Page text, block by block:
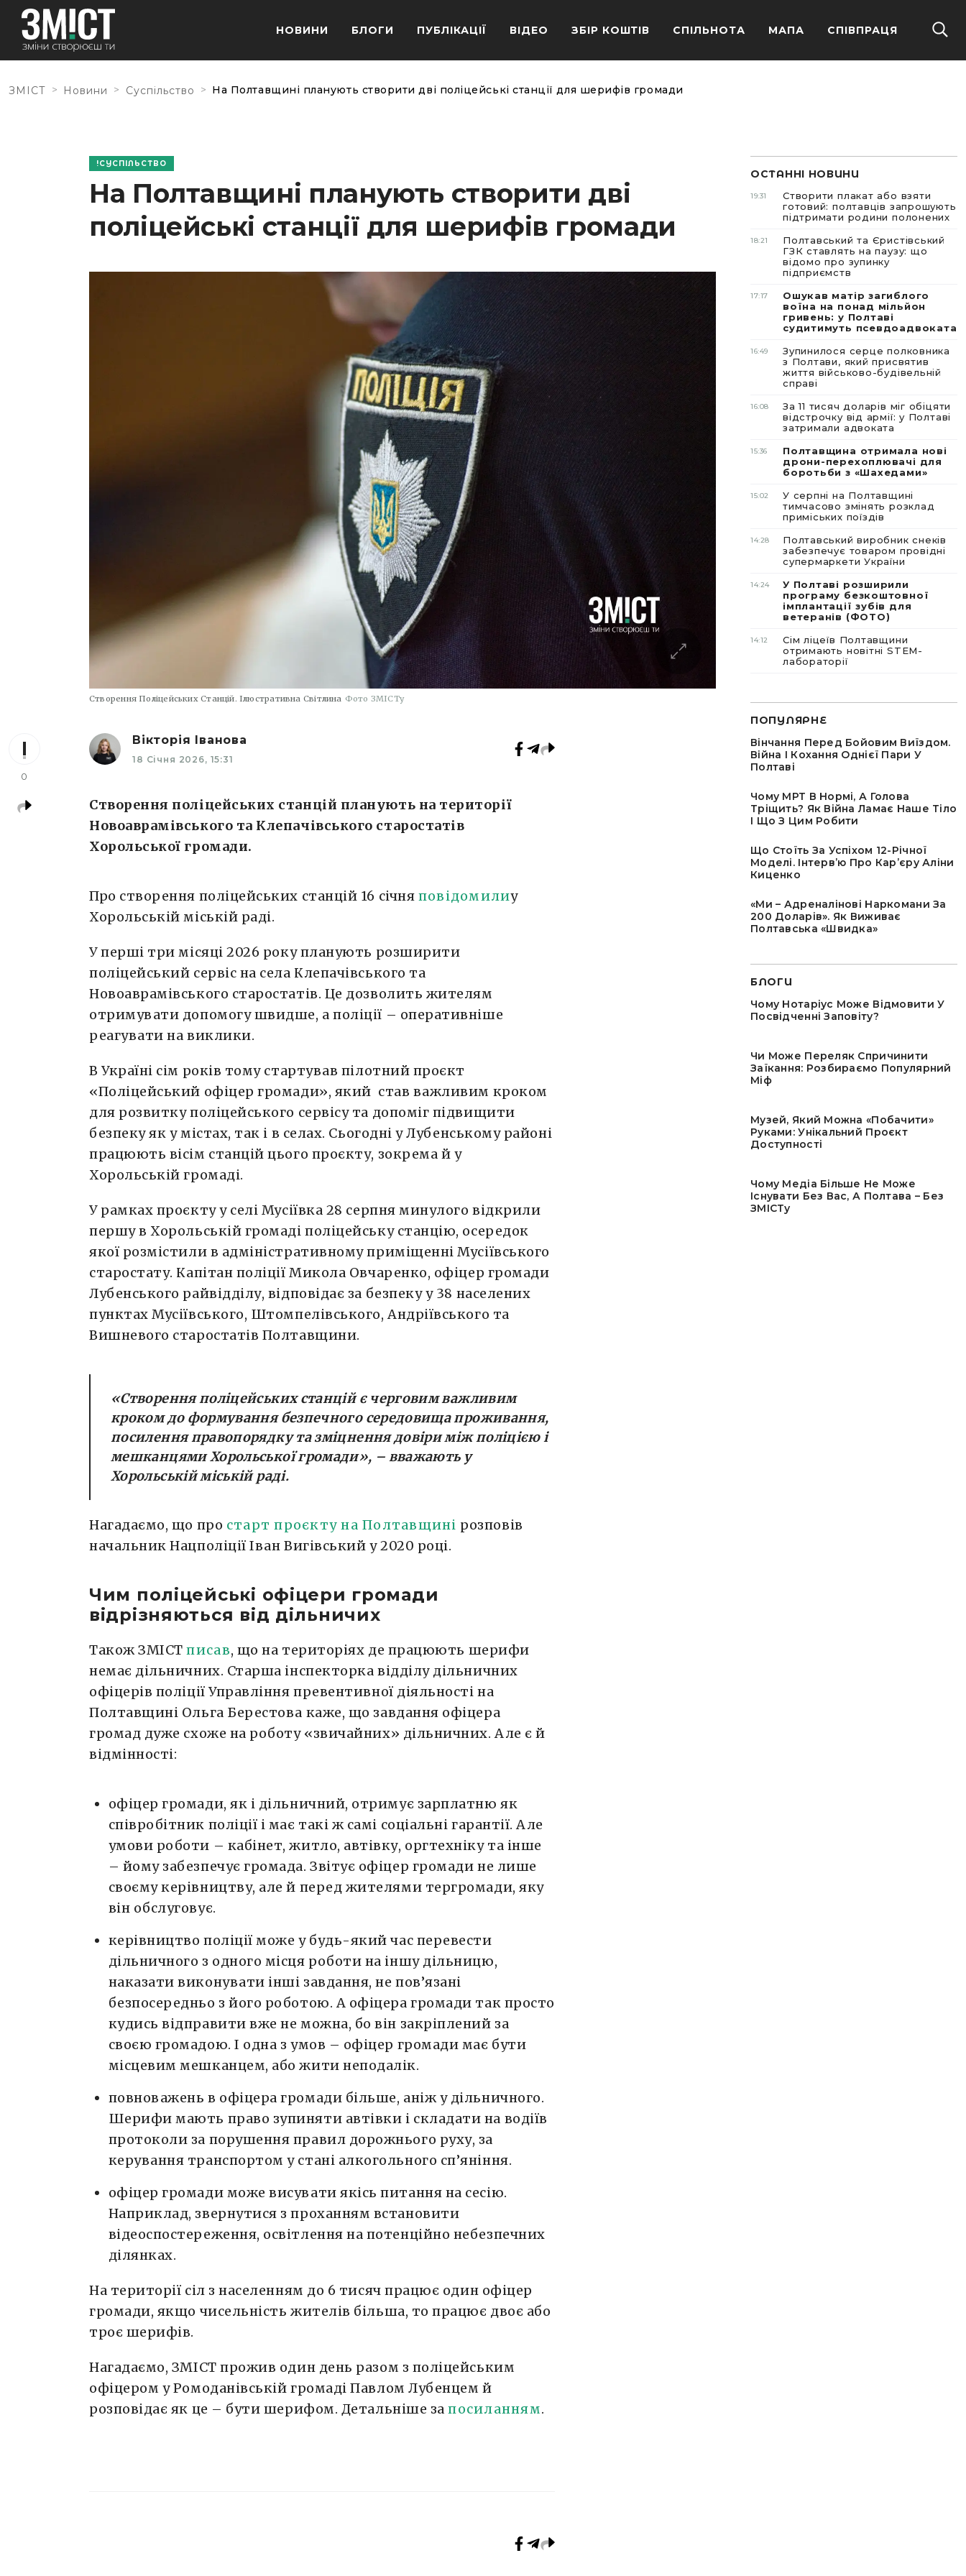
НОВИНИ БЛОГИ ПУБЛІКАЦІЇ ВІДЕО ЗБІР КОШТІВ СПІЛЬНОТА МАПА СПІВПРАЦЯ
ЗМІСТ > Новини > Суспільство > На Полтавщині планують створити дві поліцейські станції для шерифів громади
СУСПІЛЬСТВО
На Полтавщині планують створити дві
поліцейські станції для шерифів громади
Створення Поліцейських Станцій. Ілюстративна Світлина Фото ЗМІСТу
0
Вікторія Іванова
18 Січня 2026, 15:31
Створення поліцейських станцій планують на території
Новоаврамівського та Клепачівського старостатів
Хорольської громади.
Про створення поліцейських станцій 16 січня повідомилиу
Хорольській міській раді.
У перші три місяці 2026 року планують розширити
поліцейський сервіс на села Клепачівського та
Новоаврамівського старостатів. Це дозволить жителям
отримувати допомогу швидше, а поліції – оперативніше
реагувати на виклики.
В Україні сім років тому стартував пілотний проєкт
«Поліцейський офіцер громади», який став важливим кроком
для розвитку поліцейського сервісу та допоміг підвищити
безпеку як у містах, так і в селах. Сьогодні у Лубенському районі
працюють вісім станцій цього проєкту, зокрема й у
Хорольській громаді.
У рамках проєкту у селі Мусіївка 28 серпня минулого відкрили
першу в Хорольській громаді поліцейську станцію, осередок
якої розмістили в адміністративному приміщенні Мусіївського
старостату. Капітан поліції Микола Овчаренко, офіцер громади
Лубенського райвідділу, відповідає за безпеку у 38 населених
пунктах Мусіївського, Штомпелівського, Андріївського та
Вишневого старостатів Полтавщини.
«Створення поліцейських станцій є черговим важливим
кроком до формування безпечного середовища проживання,
посилення правопорядку та зміцнення довіри між поліцією і
мешканцями Хорольської громади», – вважають у
Хорольській міській раді.
Нагадаємо, що про старт проєкту на Полтавщині розповів
начальник Нацполіції Іван Вигівський у 2020 році.
Чим поліцейські офіцери громади
відрізняються від дільничих
Також ЗМІСТписав, що на територіях де працюють шерифи
немає дільничних. Старша інспекторка відділу дільничних
офіцерів поліції Управління превентивної діяльності на
Полтавщині Ольга Берестова каже, що завдання офіцера
громад дуже схоже на роботу «звичайних» дільничних. Але є й
відмінності:
офіцер громади, як і дільничний, отримує зарплатню як
співробітник поліції і має такі ж самі соціальні гарантії. Але
умови роботи – кабінет, житло, автівку, оргтехніку та інше
– йому забезпечує громада. Звітує офіцер громади не лише
своєму керівництву, але й перед жителями тергромади, яку
він обслуговує.
керівництво поліції може у будь-який час перевести
дільничного з одного місця роботи на іншу дільницю,
наказати виконувати інші завдання, не пов’язані
безпосередньо з його роботою. А офіцера громади так просто
кудись відправити вже не можна, бо він закріплений за
своєю громадою. І одна з умов – офіцер громади має бути
місцевим мешканцем, або жити неподалік.
повноважень в офіцера громади більше, аніж у дільничного.
Шерифи мають право зупиняти автівки і складати на водіїв
протоколи за порушення правил дорожнього руху, за
керування транспортом у стані алкогольного сп’яніння.
офіцер громади може висувати якісь питання на сесію.
Наприклад, звернутися з проханням встановити
відеоспостереження, освітлення на потенційно небезпечних
ділянках.
На території сіл з населенням до 6 тисяч працює один офіцер
громади, якщо чисельність жителів більша, то працює двоє або
троє шерифів.
Нагадаємо, ЗМІСТ прожив один день разом з поліцейським
офіцером у Ромоданівській громаді Павлом Лубенцем й
розповідає як це – бути шерифом. Детальніше запосиланням.
ОСТАННІ НОВИНИ
19:31
Створити плакат або взяти
готовий: полтавців запрошують
підтримати родини полонених
18:21
Полтавський та Єристівський
ГЗК ставлять на паузу: що
відомо про зупинку
підприємств
17:17
Ошукав матір загиблого
воїна на понад мільйон
гривень: у Полтаві
судитимуть псевдоадвоката
16:49
Зупинилося серце полковника
з Полтави, який присвятив
життя військово-будівельній
справі
16:08
За 11 тисяч доларів міг обіцяти
відстрочку від армії: у Полтаві
затримали адвоката
15:36
Полтавщина отримала нові
дрони-перехоплювачі для
боротьби з «Шахедами»
15:02
У серпні на Полтавщині
тимчасово змінять розклад
приміських поїздів
14:28
Полтавський виробник снеків
забезпечує товаром провідні
супермаркети України
14:24
У Полтаві розширили
програму безкоштовної
імплантації зубів для
ветеранів (ФОТО)
14:12
Сім ліцеїв Полтавщини
отримають новітні STEM-
лабораторії
ПОПУЛЯРНЕ
Вінчання Перед Бойовим Виїздом.
Війна І Кохання Однієї Пари У
Полтаві
Чому МРТ В Нормі, А Голова
Тріщить? Як Війна Ламає Наше Тіло
І Що З Цим Робити
Що Стоїть За Успіхом 12-Річної
Моделі. Інтервʼю Про Карʼєру Аліни
Киценко
«Ми – Адреналінові Наркомани За
200 Доларів». Як Виживає
Полтавська «швидка»
БЛОГИ
Чому Нотаріус Може Відмовити У
Посвідченні Заповіту?
Чи Може Переляк Спричинити
Заїкання: Розбираємо Популярний
Міф
Музей, Який Можна «побачити»
Руками: Унікальний Проєкт
Доступності
Чому Медіа Більше Не Може
Існувати Без Вас, А Полтава – Без
ЗМІСТу